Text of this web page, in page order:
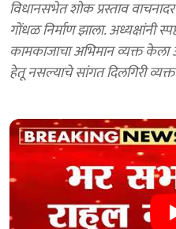
विधानसभेत शोक प्रस्ताव
गोंधळ निर्माण झाला. अध्यक्षांनी
कामकाजाचा अभिमान व्यक्त
हेतू नसल्याचे सांगत दिलगिरी